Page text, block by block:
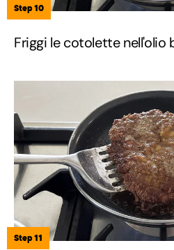
Step 10
Friggi le cotolette nell'olio
Step 11